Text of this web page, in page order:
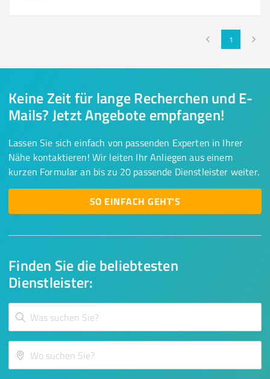
1
Finden Sie die beliebtesten
Dienstleister:
Keine Zeit für lange Recherchen und E-
Mails? Jetzt Angebote empfangen!
Lassen Sie sich einfach von passenden Experten in Ihrer
Nähe kontaktieren! Wir leiten Ihr Anliegen aus einem
kurzen Formular an bis zu 20 passende Dienstleister weiter.
SO EINFACH GEHT'S